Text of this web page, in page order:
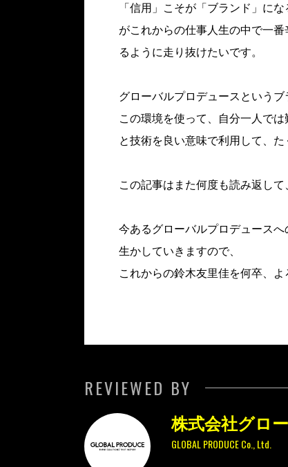
「信用」こそが「ブランド」に
がこれからの仕事人生の中で一
るように走り抜けたいです。
グローバルプロデュースという
この環境を使って、自分一人で
と技術を良い意味で利用して、
この記事はまた何度も読み返し
今あるグローバルプロデュース
生かしていきますので、
これからの鈴木友里佳を何卒、よ
REVIEWED BY
GLOBAL PRODUCE Co., Ltd.
株式会社グロ